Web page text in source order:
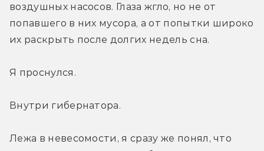
воздушных насосов. Глаза жгло, но не от
попавшего в них мусора, а от попытки широко
их раскрыть после долгих недель сна.
Я проснулся.
Внутри гибернатора.
Лежа в невесомости, я сразу же понял, что